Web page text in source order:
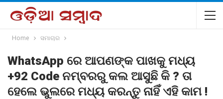
Home ସମାଚାର
WhatsApp ରେ ଆପଣଙ୍କ ପାଖକୁ ମଧ୍ୟ
+92 Code ନମ୍ବରରୁ କଲ ଆସୁଛି କି ? ତା
ହେଲେ ଭୁଲରେ ମଧ୍ୟ କରନ୍ତୁ ନାହିଁ ଏହି କାମ !